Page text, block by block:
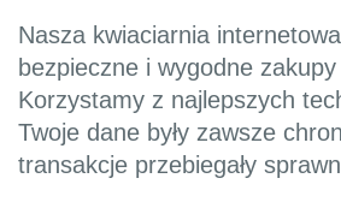
Nasza kwiaciarnia
bezpieczne i wygodne zakupy
Korzystamy z najlepszych
Twoje dane były zawsze
transakcje przebiegały